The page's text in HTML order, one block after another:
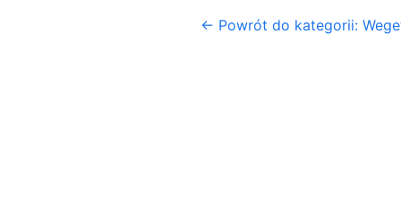
← Powrót do kategorii: